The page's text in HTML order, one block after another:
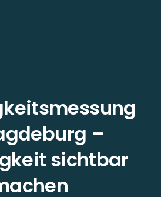
–
sichtbar